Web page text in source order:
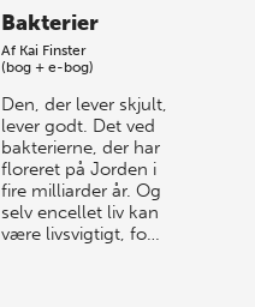
Bakterier
Af Kai Finster
(bog + e-bog)
Den, der lever skjult,
lever godt. Det ved
bakterierne, der har
floreret på Jorden i
fire milliarder år. Og
selv encellet liv kan
være livsvigtigt, fo…